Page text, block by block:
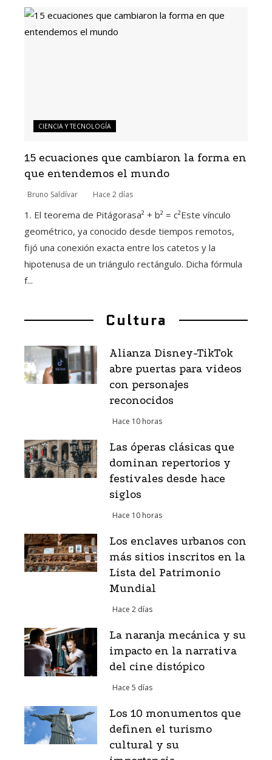
CIENCIA Y TECNOLOGÍA
15 ecuaciones que cambiaron la forma en
que entendemos el mundo
Bruno Saldívar Hace 2 días
1. El teorema de Pitágorasa² + b² = c²Este vínculo
geométrico, ya conocido desde tiempos remotos,
fijó una conexión exacta entre los catetos y la
hipotenusa de un triángulo rectángulo. Dicha fórmula
f...
Cultura
Alianza Disney-TikTok
abre puertas para videos
con personajes
reconocidos
Hace 10 horas
Las óperas clásicas que
dominan repertorios y
festivales desde hace
siglos
Hace 10 horas
Los enclaves urbanos con
más sitios inscritos en la
Lista del Patrimonio
Mundial
Hace 2 días
La naranja mecánica y su
impacto en la narrativa
del cine distópico
Hace 5 días
Los 10 monumentos que
definen el turismo
cultural y su